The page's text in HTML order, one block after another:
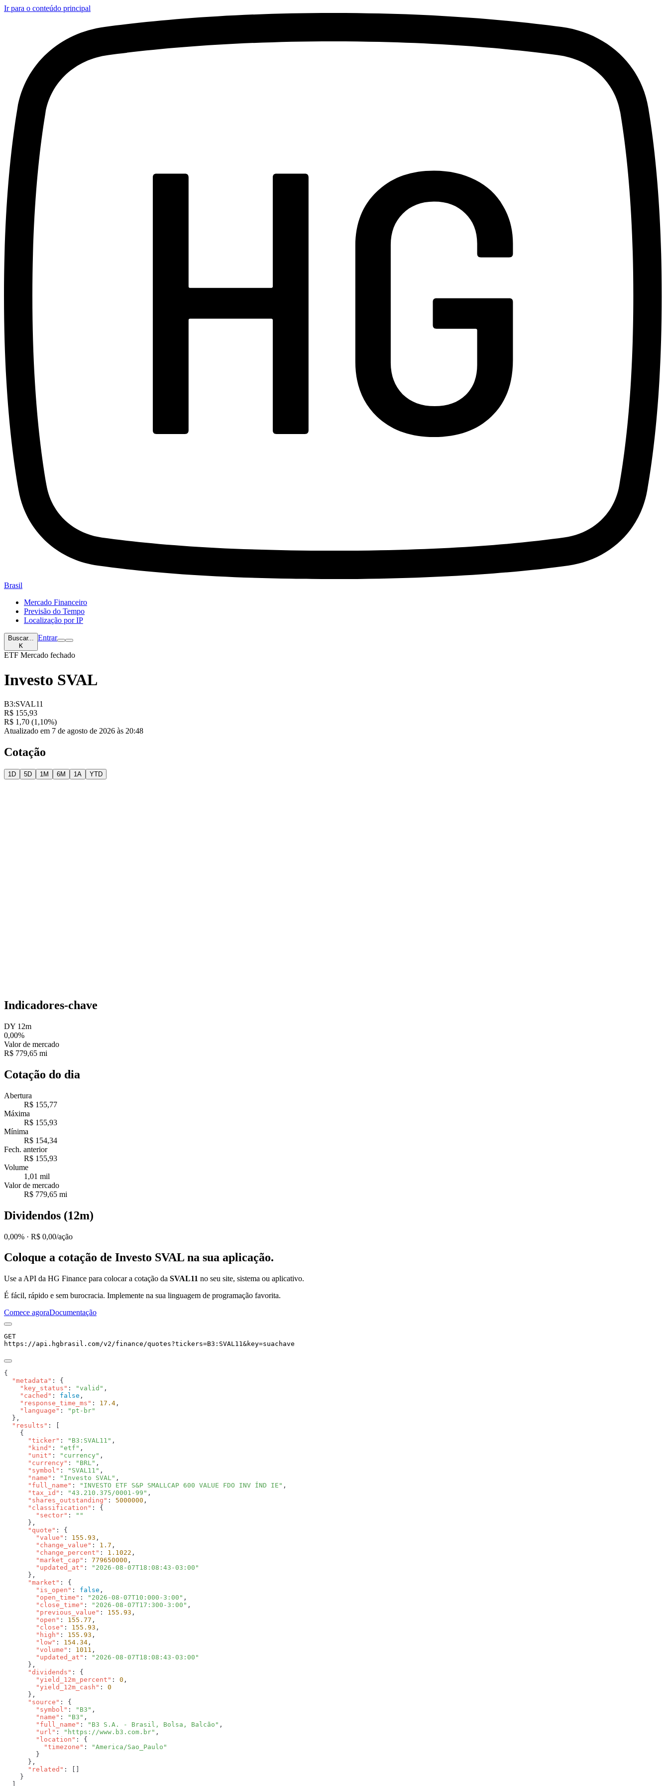
Ir para o conteúdo principal
Brasil
Mercado Financeiro
Previsão do Tempo
Localização por IP
Buscar...
K
Entrar
ETF Mercado fechado
Investo SVAL
B3:SVAL11
R$ 155,93
R$ 1,70 (1,10%)
Atualizado em 7 de agosto de 2026 às 20:48
Cotação
1D 5D 1M 6M 1A YTD
Indicadores-chave
DY 12m
0,00%
Valor de mercado
R$ 779,65 mi
Cotação do dia
Abertura
R$ 155,77
Máxima
R$ 155,93
Mínima
R$ 154,34
Fech. anterior
R$ 155,93
Volume
1,01 mil
Valor de mercado
R$ 779,65 mi
Dividendos (12m)
0,00% · R$ 0,00/ação
Coloque a cotação de Investo SVAL na sua aplicação.
Use a API da HG Finance para colocar a cotação da SVAL11 no seu site, sistema ou aplicativo.
É fácil, rápido e sem burocracia. Implemente na sua linguagem de programação favorita.
Comece agoraDocumentação
GET
https://api.hgbrasil.com/v2/finance/quotes?tickers=B3:SVAL11&key=suachave
  "metadata"
    "key_status"
: "valid"
    "cached"
: false
    "response_time_ms"
: 17.4
    "language"
:
  "results"
      "ticker"
: "B3:SVAL11"
      "kind"
: "etf"
      "unit"
: "currency"
      "currency"
: "BRL"
      "symbol"
: "SVAL11"
      "name"
: "Investo SVAL"
      "full_name"
: "INVESTO ETF S&P SMALLCAP 600 VALUE FDO INV ÍND IE"
      "tax_id"
: "43.210.375/0001-99"
      "shares_outstanding"
: 5000000
      "classification"
        "sector"
:
      "quote"
        "value"
: 155.93
        "change_value"
: 1.7
        "change_percent"
: 1.1022
        "market_cap"
: 779650000
        "updated_at"
:
      "market"
        "is_open"
: false
        "open_time"
: "2026-08-07T10:000-3:00"
        "close_time"
: "2026-08-07T17:300-3:00"
        "previous_value"
: 155.93
        "open"
: 155.77
        "close"
: 155.93
        "high"
: 155.93
        "low"
: 154.34
        "volume"
: 1011
        "updated_at"
:
      "dividends"
        "yield_12m_percent"
: 0
        "yield_12m_cash"
:
      "source"
        "symbol"
: "B3"
        "name"
: "B3"
        "full_name"
: "B3 S.A. - Brasil, Bolsa, Balcão"
        "url"
: "https://www.b3.com.br"
        "location"
          "timezone"
:
      "related"